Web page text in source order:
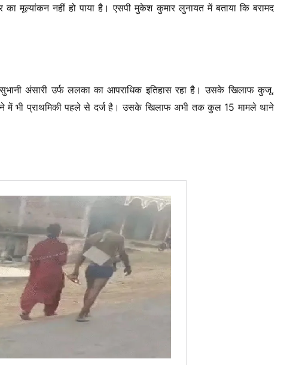
का मूल्यांकन नहीं हो पाया है। एसपी मुकेश कुमार लुनायत में बताया कि बरामद
अंसारी उर्फ ललका का आपराधिक इतिहास रहा है। उसके खिलाफ कुजू,
में भी प्राथमिकी पहले से दर्ज है। उसके खिलाफ अभी तक कुल 15 मामले थाने